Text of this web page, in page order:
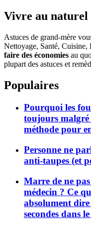
Vivre au naturel
Astuces de grand-mère
Nettoyage, Santé,
faire des économies au
plupart des astuces et
Populaires
Pourquoi les
toujours malgré
méthode pour
Personne ne
anti-taupes (et
Marre de ne
médecin ? Ce
absolument dire
secondes dans